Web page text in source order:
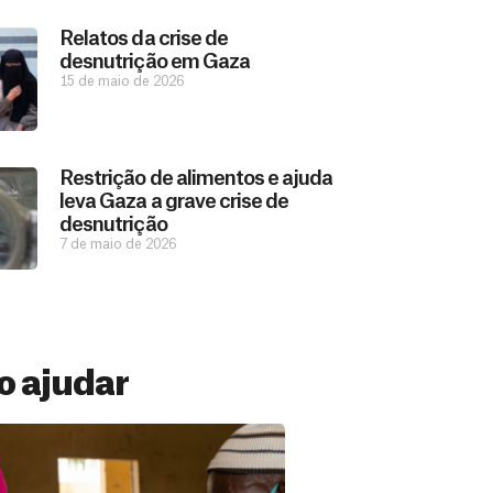
Relatos da crise de
desnutrição em Gaza
15 de maio de 2026
Restrição de alimentos e ajuda
leva Gaza a grave crise de
desnutrição
7 de maio de 2026
ajudar